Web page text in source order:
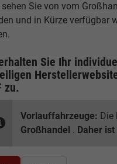
sehen Sie von vom
und in Kürze verfügbar
Sie Ihr
zu.
Vorlauffahrzeuge: Die
Großhandel . Daher